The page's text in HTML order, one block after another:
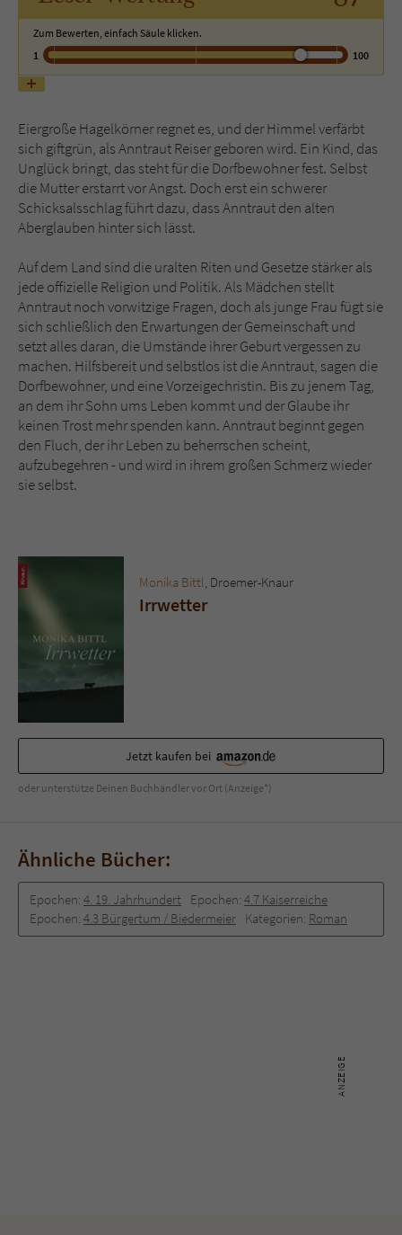
Zum Bewerten, einfach Säule klicken.
1
100
Eiergroße Hagelkörner regnet es, und der Himmel verfärbt
sich giftgrün, als Anntraut Reiser geboren wird. Ein Kind, das
Unglück bringt, das steht für die Dorfbewohner fest. Selbst
die Mutter erstarrt vor Angst. Doch erst ein schwerer
Schicksalsschlag führt dazu, dass Anntraut den alten
Aberglauben hinter sich lässt.
Auf dem Land sind die uralten Riten und Gesetze stärker als
jede offizielle Religion und Politik. Als Mädchen stellt
Anntraut noch vorwitzige Fragen, doch als junge Frau fügt sie
sich schließlich den Erwartungen der Gemeinschaft und
setzt alles daran, die Umstände ihrer Geburt vergessen zu
machen. Hilfsbereit und selbstlos ist die Anntraut, sagen die
Dorfbewohner, und eine Vorzeigechristin. Bis zu jenem Tag,
an dem ihr Sohn ums Leben kommt und der Glaube ihr
keinen Trost mehr spenden kann. Anntraut beginnt gegen
den Fluch, der ihr Leben zu beherrschen scheint,
aufzubegehren - und wird in ihrem großen Schmerz wieder
sie selbst.
Monika Bittl, Droemer-Knaur
Irrwetter
Jetzt kaufen bei
oder unterstütze Deinen Buchhändler vor Ort (Anzeige*)
Ähnliche Bücher:
Epochen: 4. 19. Jahrhundert Epochen: 4.7 Kaiserreiche
Epochen: 4.3 Bürgertum / Biedermeier Kategorien: Roman
Name tx_pwcomments_ahash
Laufzeit 1 Jahr
Zweck Cookie für Kommentare einzelner Buchtitel
Name fe_typo_user
Anbieter Literatur-Couch Medien GmbH & Co. KG
Laufzeit Session
Zweck
Dieses Cookie gewährleistet die
Kommunikation der Webseite mit dem
Benutzer. Es wird benötigt um z. B. den
Sicherheitscode des Kontaktformulars zu
überprüfen.